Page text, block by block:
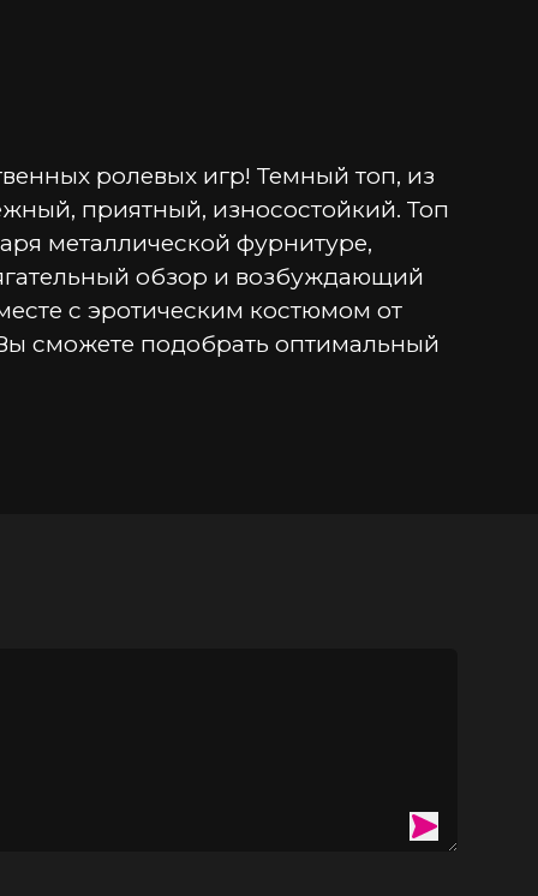
ролевых игр! Темный топ, из
приятный, износостойкий. Топ
металлической фурнитуре,
обзор и возбуждающий
с эротическим костюмом от
сможете подобрать оптимальный